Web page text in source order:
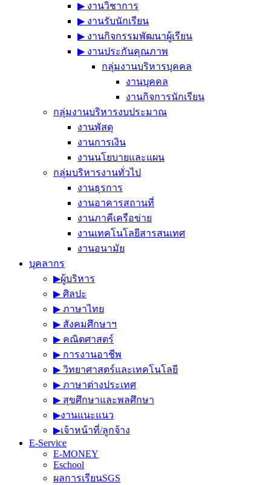
▶︎ งานวิชาการ
▶︎ งานรับนักเรียน
▶︎ งานกิจกรรมพัฒนาผู้เรียน
▶︎ งานประกันคุณภาพ
กลุ่มงานบริหารบุคคล
งานบุคคล
งานกิจการนักเรียน
กลุ่มงานบริหารงบประมาณ
งานพัสดุ
งานการเงิน
งานนโยบายและแผน
กลุ่มบริหารงานทั่วไป
งานธุรการ
งานอาคารสถานที่
งานภาคีเครือข่าย
งานเทคโนโลยีสารสนเทศ
งานอนามัย
บุคลากร
▶︎ผู้บริหาร
▶︎ ศิลปะ
▶︎ ภาษาไทย
▶︎ สังคมศึกษาฯ
▶︎ คณิตศาสตร์
▶︎ การงานอาชีพ
▶︎ วิทยาศาสตร์และเทคโนโลยี
▶︎ ภาษาต่างประเทศ
▶︎ สุขศึกษาและพลศึกษา
▶︎งานแนะแนว
▶︎เจ้าหน้าที่/ลูกจ้าง
E-Service
E-MONEY
Eschool
ผลการเรียนSGS